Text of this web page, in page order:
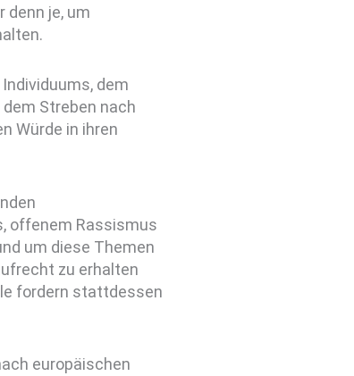
denn je, um
dem
Streben nach
Würde in ihren
offenem Rassismus
um diese Themen
zu erhalten
fordern stattdessen
europäischen